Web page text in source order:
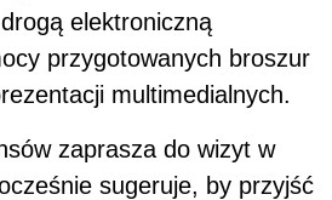
elektroniczną
przygotowanych broszur
multimedialnych.
zaprasza do wizyt w
sugeruje, by przyjść